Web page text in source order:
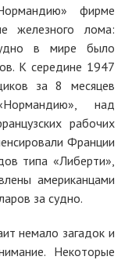
фирме
железного лома:
в мире было
К середине 1947
за 8 месяцев
над
рабочих
Франции
типа «Либерти»,
американцами
за судно.
немало загадок и
Некоторые